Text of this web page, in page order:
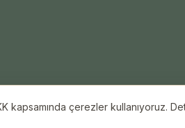
çerezler kullanıyoruz.